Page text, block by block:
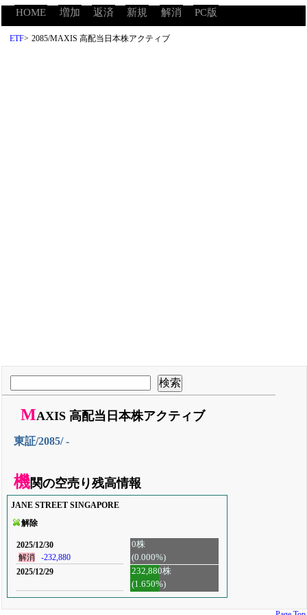
HOME 増加 返済 新規 解消 PC版
ETF> 2085/MAXIS 高配当日本株アクティブ
MAXIS 高配当日本株アクティブ
東証/2085/ -
機関の空売り残高情報
JANE STREET SINGAPORE
解除
2025/12/30
解消
-232,880
0株
(0.000%)
2025/12/29
232,880株
(1.650%)